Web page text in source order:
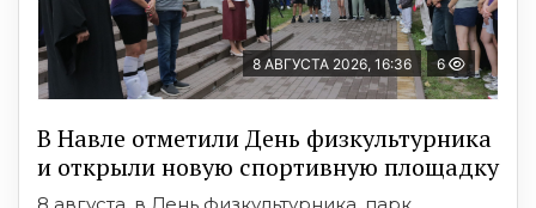
8 АВГУСТА 2026, 16:36 6
В Навле отметили День физкультурника
и открыли новую спортивную площадку